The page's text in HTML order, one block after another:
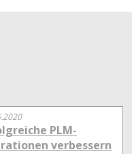
PLM-
verbessern